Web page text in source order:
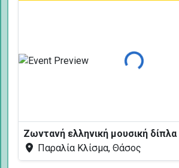
Φόρτωση...
Ζωντανή ελληνική μουσική
Παραλία Κλίσμα, Θάσος